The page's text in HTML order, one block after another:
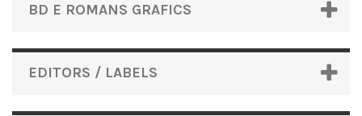
BD E ROMANS GRAFICS
EDITORS / LABELS